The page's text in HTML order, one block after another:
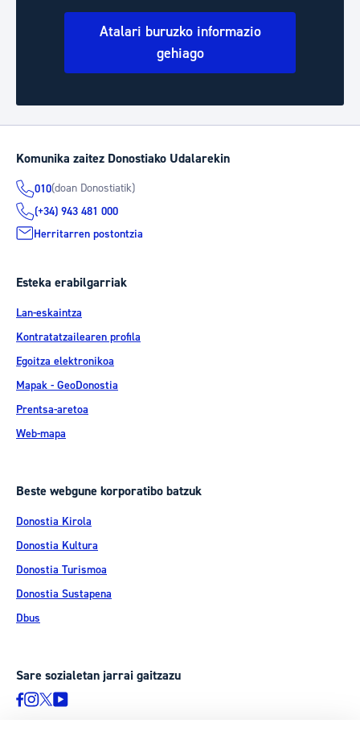
Atalari buruzko informazio
gehiago
Komunika zaitez Donostiako Udalarekin
010(doan Donostiatik)
(+34) 943 481 000
Herritarren postontzia
Esteka erabilgarriak
Lan-eskaintza
Kontratatzailearen profila
Egoitza elektronikoa
Mapak - GeoDonostia
Prentsa-aretoa
Web-mapa
Beste webgune korporatibo batzuk
Donostia Kirola
Donostia Kultura
Donostia Turismoa
Donostia Sustapena
Dbus
Sare sozialetan jarrai gaitzazu